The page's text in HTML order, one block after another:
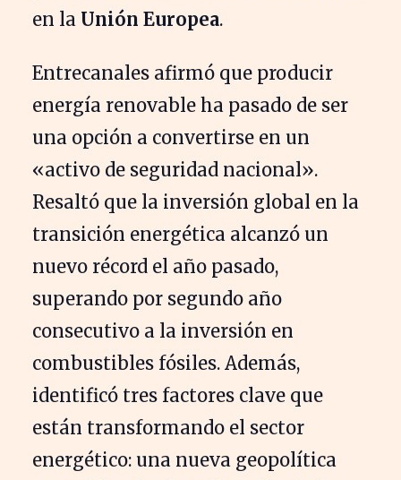
en la Unión Europea.
Entrecanales afirmó que producir
energía renovable ha pasado de ser
una opción a convertirse en un
«activo de seguridad nacional».
Resaltó que la inversión global en la
transición energética alcanzó un
nuevo récord el año pasado,
superando por segundo año
consecutivo a la inversión en
combustibles fósiles. Además,
identificó tres factores clave que
están transformando el sector
energético: una nueva geopolítica